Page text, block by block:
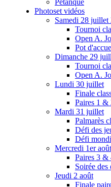
Photoset vidéos
Samedi 28 juillet
Tournoi
Open A.
Pot
Dimanche 29
Tournoi
Open A.
Lundi 30 juillet
Finale
Paires 1 &
Mardi 31 juillet
Palmarès
Défi des
Défi
Mercredi 1er août
Paires 3 &
Soirée des
Jeudi 2 août
Finale